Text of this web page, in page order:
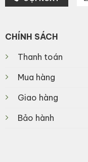
CHÍNH SÁCH
Thanh toán
Mua hàng
Giao hàng
Bảo hành